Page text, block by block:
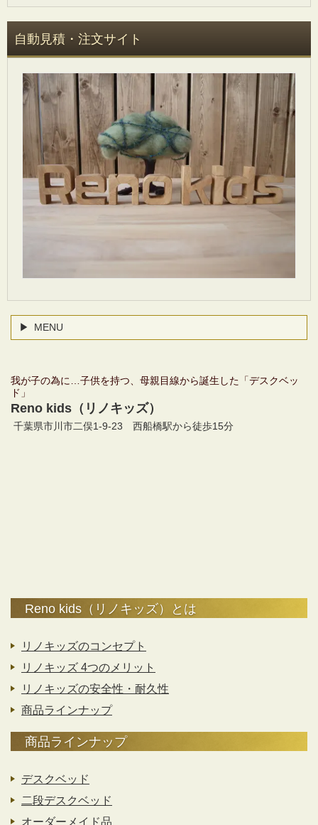
自動見積・注文サイト
MENU
我が子の為に…子供を持つ、母親目線から誕生した「デスクベッ
ド」
Reno kids （リノキッズ）
千葉県市川市二俣1-9-23 西船橋駅から徒歩15分
Reno kids（リノキッズ）とは
リノキッズのコンセプト
リノキッズ 4つのメリット
リノキッズの安全性・耐久性
商品ラインナップ
商品ラインナップ
デスクベッド
二段デスクベッド
オーダーメイド品